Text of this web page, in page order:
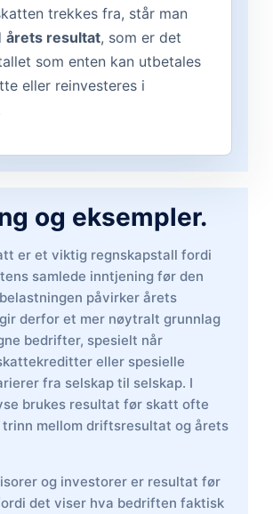
trekkes fra, står man
årets resultat, som er det
som enten kan utbetales
eller reinvesteres i
og eksempler.
er et viktig regnskapstall fordi
samlede inntjening før den
påvirker årets
derfor et mer nøytralt grunnlag
bedrifter, spesielt når
eller spesielle
fra selskap til selskap. I
brukes resultat før skatt ofte
mellom driftsresultat og årets
og investorer er resultat før
det viser hva bedriften faktisk